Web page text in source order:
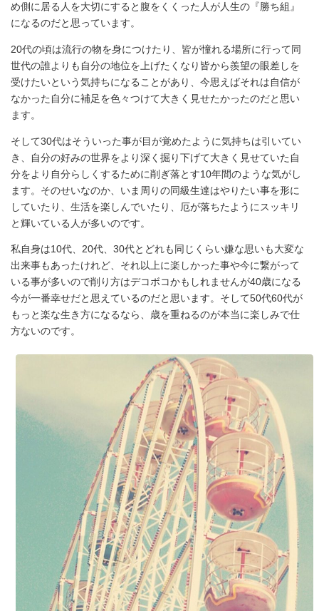
合せ
め側に居る人を大切にすると腹をくくった人が人生の『勝ち組』
になるのだと思っています。
20代の頃は流行の物を身につけたり、皆が憧れる場所に行って同
世代の誰よりも自分の地位を上げたくなり皆から羨望の眼差しを
受けたいという気持ちになることがあり、今思えばそれは自信が
なかった自分に補足を色々つけて大きく見せたかったのだと思い
ます。
そして30代はそういった事が目が覚めたように気持ちは引いてい
き、自分の好みの世界をより深く掘り下げて大きく見せていた自
分をより自分らしくするために削ぎ落とす10年間のような気がし
ます。そのせいなのか、いま周りの同級生達はやりたい事を形に
していたり、生活を楽しんでいたり、厄が落ちたようにスッキリ
と輝いている人が多いのです。
私自身は10代、20代、30代とどれも同じくらい嫌な思いも大変な
出来事もあったけれど、それ以上に楽しかった事や今に繋がって
いる事が多いので削り方はデコボコかもしれませんが40歳になる
今が一番幸せだと思えているのだと思います。そして50代60代が
もっと楽な生き方になるなら、歳を重ねるのが本当に楽しみで仕
方ないのです。